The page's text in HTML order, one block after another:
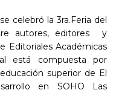
celebró la 3ra.Feria del
autores, editores y
Editoriales Académicas
está compuesta por
superior de El
en SOHO Las